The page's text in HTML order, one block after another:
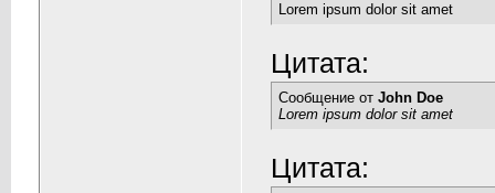
Lorem ipsum dolor sit amet
Цитата:
Сообщение от John Doe
Lorem ipsum dolor sit amet
Цитата: